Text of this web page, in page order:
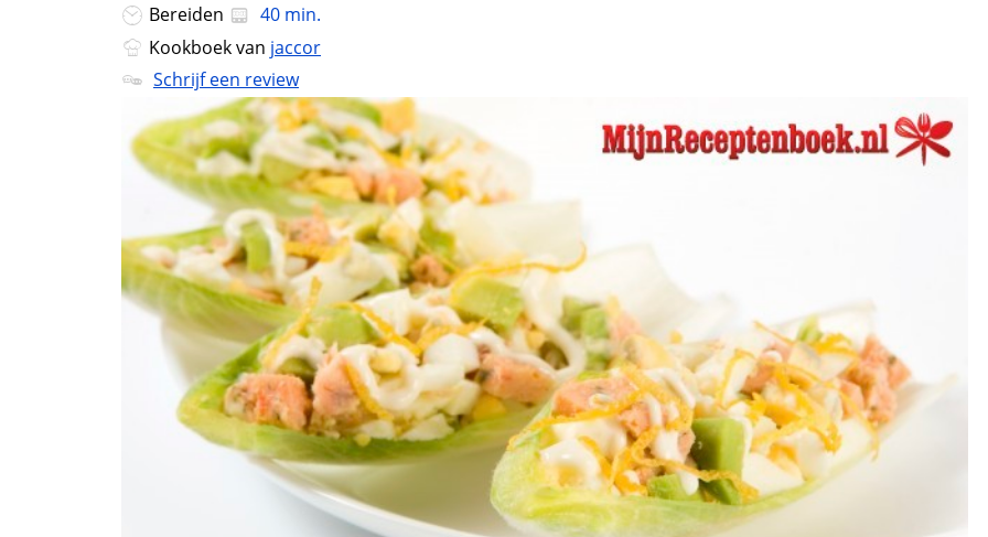
Bereiden
40 min.
Kookboek van jaccor
Schrijf een review